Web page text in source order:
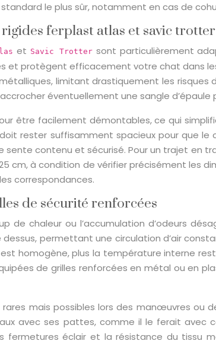
le plus sûr, notamment en cas de
ferplast atlas et savic trotter
et Savic Trotter sont particulièrement
et protègent efficacement votre chat dans
limitant drastiquement les risques
éventuellement une sangle d’épaule
être facilement démontables, ce qui
doit rester suffisamment spacieux pour que
contenu et sécurisé. Pour un trajet en
cm, à condition de vérifier précisément les
correspondances.
de sécurité renforcées
de chaleur ou l’accumulation d’odeurs
permettant une circulation d’air
homogène, plus la température interne
de grilles renforcées en métal ou en
mais possibles lors des manœuvres ou
avec ses pattes, comme il le ferait avec
fermetures éclair et la résistance du tissu